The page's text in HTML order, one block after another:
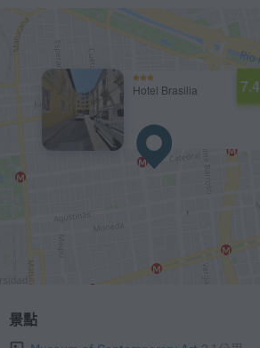
Hotel Brasilia 7.4
景點